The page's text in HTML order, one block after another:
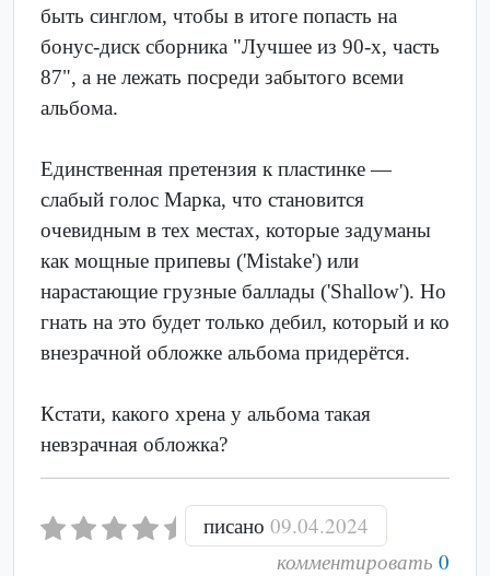
быть синглом, чтобы в итоге попасть на
бонус-диск сборника "Лучшее из 90-х, часть
87", а не лежать посреди забытого всеми
альбома.
Единственная претензия к пластинке —
слабый голос Марка, что становится
очевидным в тех местах, которые задуманы
как мощные припевы ('Mistake') или
нарастающие грузные баллады ('Shallow'). Но
гнать на это будет только дебил, который и ко
внезрачной обложке альбома придерётся.
Кстати, какого хрена у альбома такая
невзрачная обложка?
писано09.04.2024
комментировать 0